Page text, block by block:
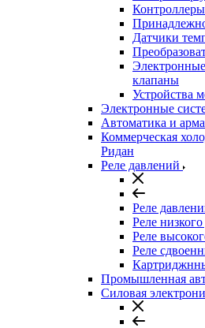
Датчики
клапаны
Устройства
Электронные
Автоматика и
Коммерческая
Ридан
Реле давлений
Реле
Реле
Реле
Реле
Промышленная
Силовая